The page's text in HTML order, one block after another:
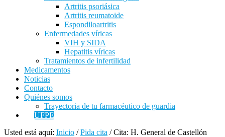
Artritis psoriásica
Artritis reumatoide
Espondiloartritis
Enfermedades víricas
VIH y SIDA
Hepatitis víricas
Tratamientos de infertilidad
Medicamentos
Noticias
Contacto
Quiénes somos
Trayectoria de tu farmacéutico de guardia
UFPE
Usted está aquí: Inicio / Pida cita /Cita: H. General de Castellón